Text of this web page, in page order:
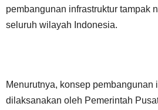
pembangunan infrastruktur tampak
seluruh wilayah Indonesia.
Menurutnya, konsep pembangunan
dilaksanakan oleh Pemerintah